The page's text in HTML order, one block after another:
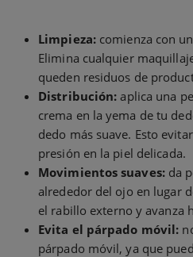
Limpieza:comienza con
Elimina cualquier
queden residuos de
Distribución: aplica una
crema en la yema de tu
dedo más suave. Esto
presión en la piel delicada.
Movimientos suaves:da
alrededor del ojo en lugar
el rabillo externo y avanza
Evita el párpado móvil:
párpado móvil, ya que